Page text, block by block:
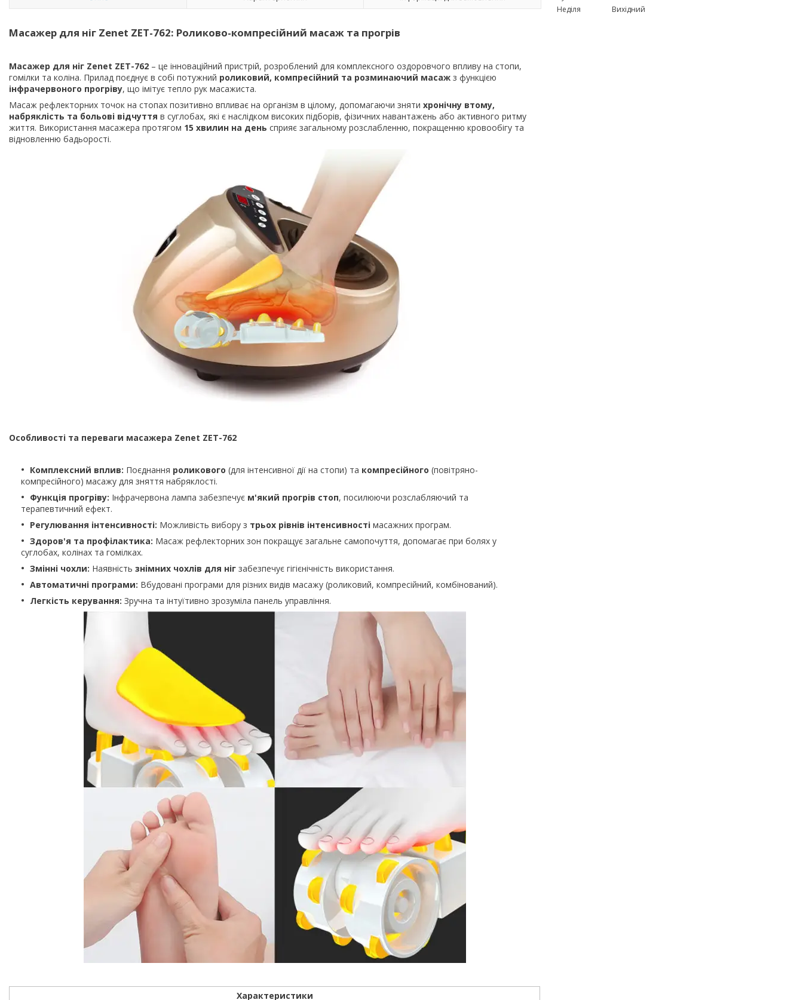
Масажер для ніг Zenet ZET-762: Роликово-компресійний масаж та прогрів
Масажер для ніг Zenet ZET-762 – це інноваційний пристрій, розроблений для комплексного оздоровчого впливу на стопи,
гомілки та коліна. Прилад поєднує в собі потужний роликовий, компресійний та розминаючий масаж з функцією
інфрачервоного прогріву, що імітує тепло рук масажиста.
Масаж рефлекторних точок на стопах позитивно впливає на організм в цілому, допомагаючи зняти хронічну втому,
набряклість та больові відчуття в суглобах, які є наслідком високих підборів, фізичних навантажень або активного ритму
життя. Використання масажера протягом 15 хвилин на день сприяє загальному розслабленню, покращенню кровообігу та
відновленню бадьорості.
Особливості та переваги масажера Zenet ZET-762
Комплексний вплив: Поєднання роликового (для інтенсивної дії на стопи) та компресійного (повітряно-
компресійного) масажу для зняття набряклості.
Функція прогріву: Інфрачервона лампа забезпечує м'який прогрів стоп, посилюючи розслабляючий та
терапевтичний ефект.
Регулювання інтенсивності: Можливість вибору з трьох рівнів інтенсивності масажних програм.
Здоров'я та профілактика: Масаж рефлекторних зон покращує загальне самопочуття, допомагає при болях у
суглобах, колінах та гомілках.
Змінні чохли: Наявність знімних чохлів для ніг забезпечує гігієнічність використання.
Автоматичні програми: Вбудовані програми для різних видів масажу (роликовий, компресійний, комбінований).
Легкість керування: Зручна та інтуїтивно зрозуміла панель управління.
Характеристики
Неділя
Вихідний